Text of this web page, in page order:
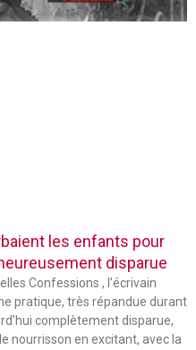
les enfants pour
disparue
Confessions , l’écrivain
pratique, très répandue durant
complètement disparue,
nourrisson en excitant, avec la